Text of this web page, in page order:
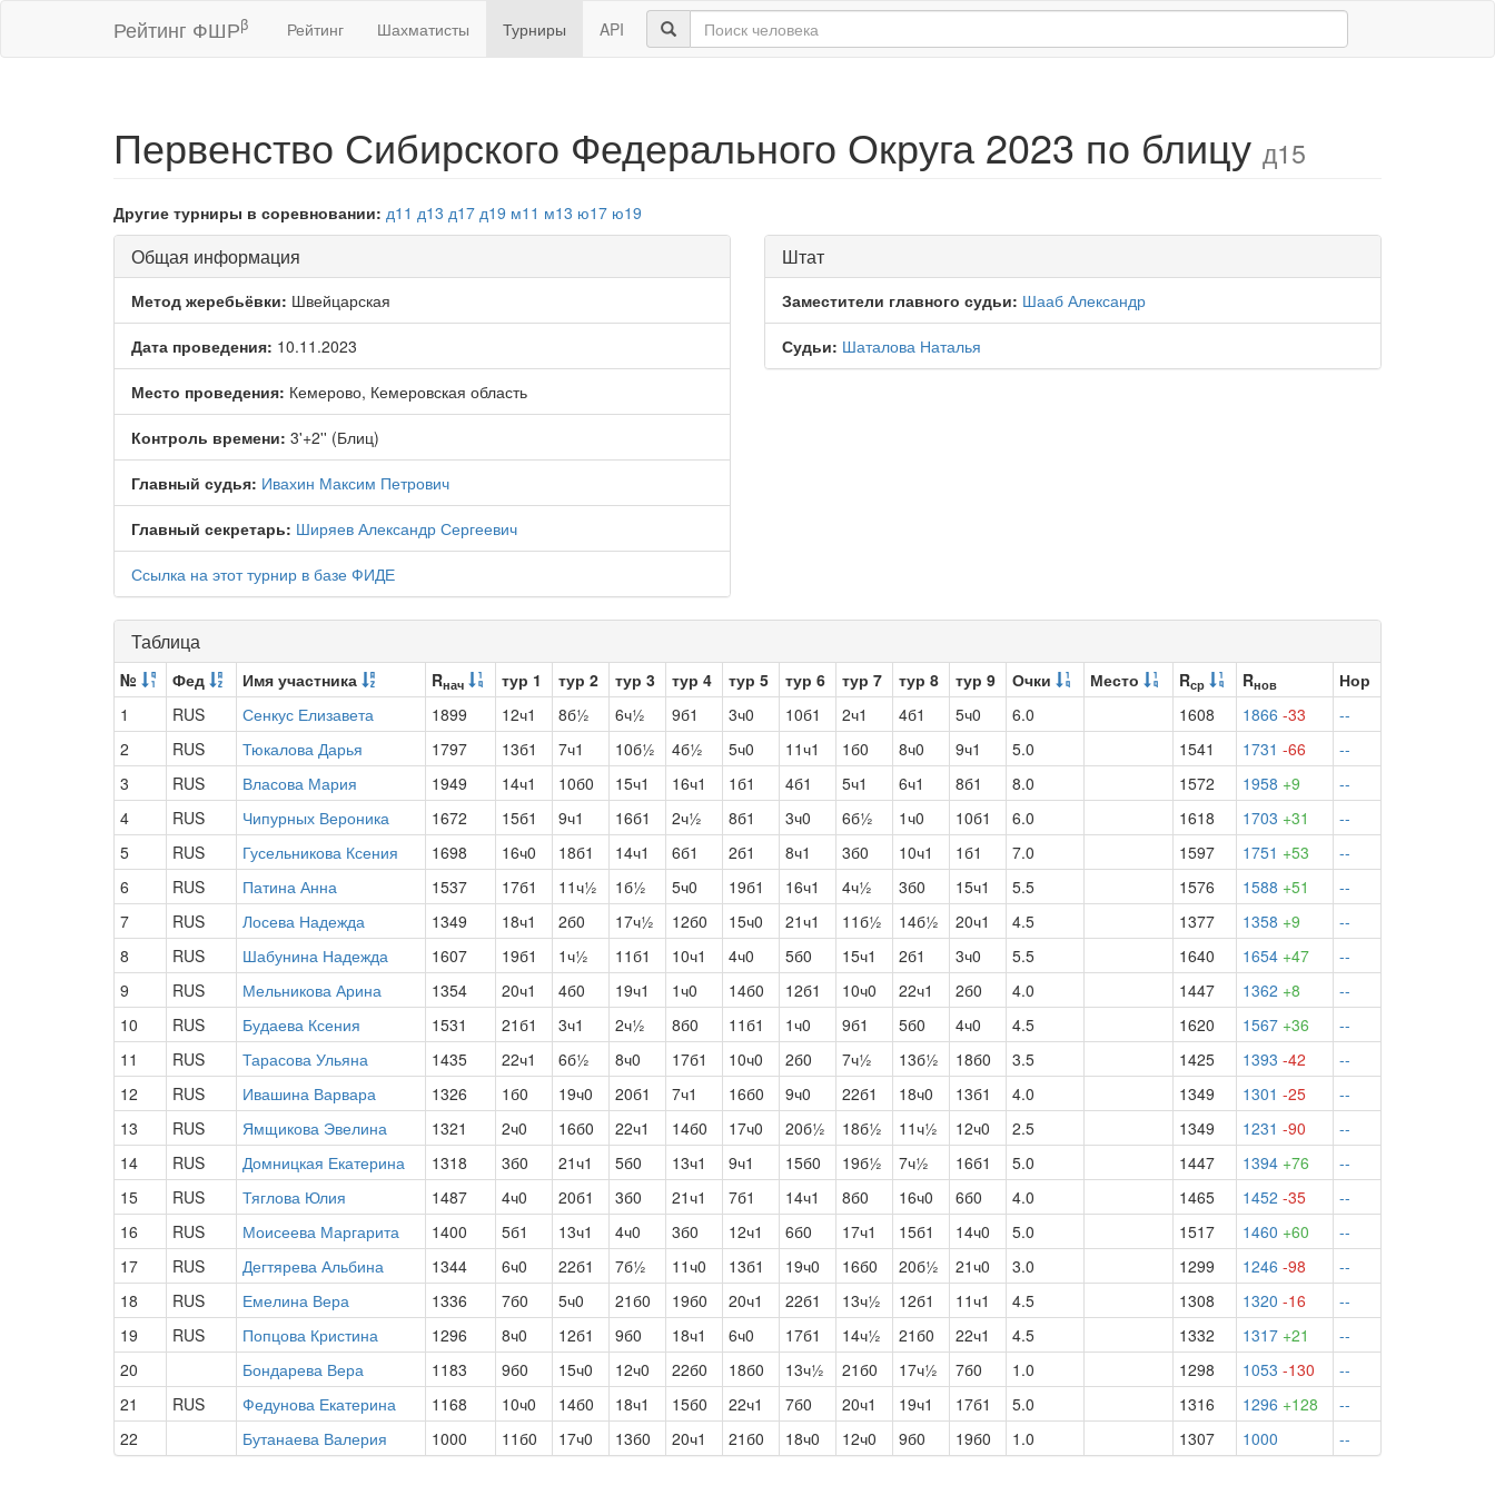
Рейтинг ФШРβ Рейтинг Шахматисты Турниры API
Первенство Сибирского Федерального Округа 2023 по блицу д15
Другие турниры в соревновании: д11 д13 д17 д19 м11 м13 ю17 ю19
Общая информация
Метод жеребьёвки: Швейцарская
Дата проведения: 10.11.2023
Место проведения: Кемерово, Кемеровская область
Контроль времени: 3'+2'' (Блиц)
Главный судья: Ивахин Максим Петрович
Главный секретарь: Ширяев Александр Сергеевич
Ссылка на этот турнир в базе ФИДЕ
Штат
Заместители главного судьи: Шааб Александр
Судьи: Шаталова Наталья
Таблица
№ Фед Имя участника Rнач тур 1 тур 2 тур 3 тур 4 тур 5 тур 6 тур 7 тур 8 тур 9 Очки Место Rср Rнов
Нор
1
RUS Сенкус Елизавета 1899 12ч1 8б½ 6ч½ 9б1 3ч0 10б1 2ч1 4б1 5ч0 6.0 1608 1866 -33
--
2
RUS Тюкалова Дарья 1797 13б1 7ч1 10б½ 4б½ 5ч0 11ч1 1б0 8ч0 9ч1 5.0 1541 1731 -66
--
3
RUS Власова Мария 1949 14ч1 10б0 15ч1 16ч1 1б1 4б1 5ч1 6ч1 8б1 8.0 1572 1958 +9
--
4
RUS Чипурных Вероника 1672 15б1 9ч1 16б1 2ч½ 8б1 3ч0 6б½ 1ч0 10б1 6.0 1618 1703 +31
--
5
RUS Гусельникова Ксения 1698 16ч0 18б1 14ч1 6б1 2б1 8ч1 3б0 10ч1 1б1 7.0 1597 1751 +53
--
6
RUS Патина Анна 1537 17б1 11ч½ 1б½ 5ч0 19б1 16ч1 4ч½ 3б0 15ч1 5.5 1576 1588 +51
--
7
RUS Лосева Надежда 1349 18ч1 2б0 17ч½ 12б0 15ч0 21ч1 11б½ 14б½ 20ч1 4.5 1377 1358 +9
--
8
RUS Шабунина Надежда 1607 19б1 1ч½ 11б1 10ч1 4ч0 5б0 15ч1 2б1 3ч0 5.5 1640 1654 +47
--
9
RUS Мельникова Арина 1354 20ч1 4б0 19ч1 1ч0 14б0 12б1 10ч0 22ч1 2б0 4.0 1447 1362 +8
--
10
RUS Будаева Ксения 1531 21б1 3ч1 2ч½ 8б0 11б1 1ч0 9б1 5б0 4ч0 4.5 1620 1567 +36
--
11
RUS Тарасова Ульяна 1435 22ч1 6б½ 8ч0 17б1 10ч0 2б0 7ч½ 13б½ 18б0 3.5 1425 1393 -42
--
12
RUS Ивашина Варвара 1326 1б0 19ч0 20б1 7ч1 16б0 9ч0 22б1 18ч0 13б1 4.0 1349 1301 -25
--
13
RUS Ямщикова Эвелина 1321 2ч0 16б0 22ч1 14б0 17ч0 20б½ 18б½ 11ч½ 12ч0 2.5 1349 1231 -90
--
14
RUS Домницкая Екатерина 1318 3б0 21ч1 5б0 13ч1 9ч1 15б0 19б½ 7ч½ 16б1 5.0 1447 1394 +76
--
15
RUS Тяглова Юлия 1487 4ч0 20б1 3б0 21ч1 7б1 14ч1 8б0 16ч0 6б0 4.0 1465 1452 -35
--
16
RUS Моисеева Маргарита 1400 5б1 13ч1 4ч0 3б0 12ч1 6б0 17ч1 15б1 14ч0 5.0 1517 1460 +60
--
17
RUS Дегтярева Альбина 1344 6ч0 22б1 7б½ 11ч0 13б1 19ч0 16б0 20б½ 21ч0 3.0 1299 1246 -98
--
18
RUS Емелина Вера 1336 7б0 5ч0 21б0 19б0 20ч1 22б1 13ч½ 12б1 11ч1 4.5 1308 1320 -16
--
19
RUS Попцова Кристина 1296 8ч0 12б1 9б0 18ч1 6ч0 17б1 14ч½ 21б0 22ч1 4.5 1332 1317 +21
--
20
Бондарева Вера 1183 9б0 15ч0 12ч0 22б0 18б0 13ч½ 21б0 17ч½ 7б0 1.0 1298 1053 -130
--
21
RUS Федунова Екатерина 1168 10ч0 14б0 18ч1 15б0 22ч1 7б0 20ч1 19ч1 17б1 5.0 1316 1296 +128
--
22
Бутанаева Валерия 1000 11б0 17ч0 13б0 20ч1 21б0 18ч0 12ч0 9б0 19б0 1.0 1307 1000 --